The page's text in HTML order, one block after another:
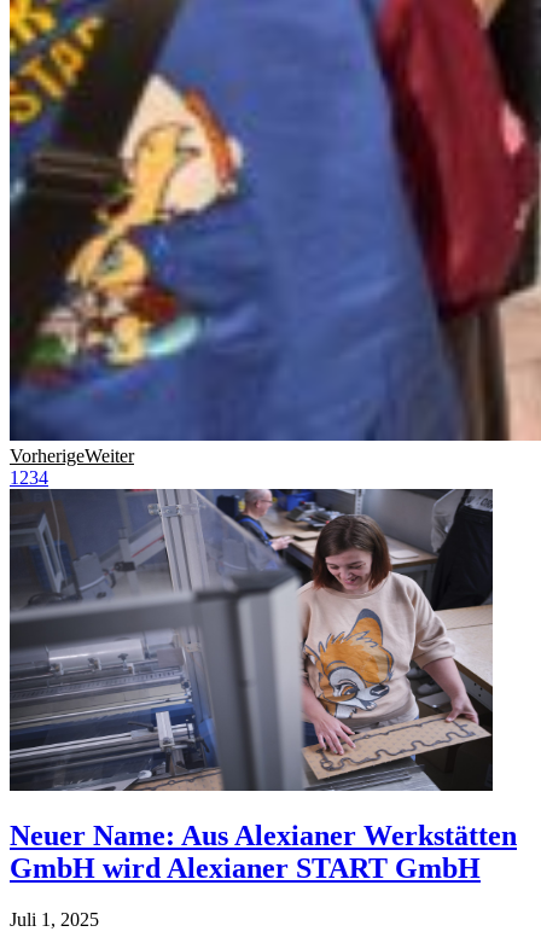
VorherigeWeiter
1 234
Neuer Name: Aus Alexianer Werkstätten
GmbH wird Alexianer START GmbH
Juli 1, 2025